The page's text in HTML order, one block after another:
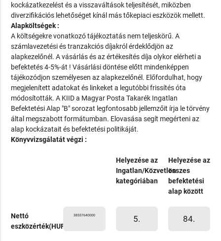
kockázatkezelést és a visszaváltások teljesítését, miközben
diverzifikációs lehetőséget kínál más tőkepiaci eszközök mellett.
Alapköltségek :
A költségekre vonatkozó tájékoztatás nem teljeskörű. A
számlavezetési és tranzakciós díjakról érdeklődjön az
alapkezelőnél. A vásárlás és az értékesítés díja olykor elérheti a
befektetés 4-5%-át ! Vásárlási döntése előtt mindenképpen
tájékozódjon személyesen az alapkezelőnél. Előfordulhat, hogy
megjelenített adatokat és linkeket a legutóbbi frissítés óta
módosították. A KIID a Magyar Posta Takarék Ingatlan
Befektetési Alap "B" sorozat legfontosabb jellemzőit írja le törvény
által megszabott formátumban. Elovasása segít megérteni az
alap kockázatait és befektetési politikáját.
Könyvvizsgálatát végzi :
Helyezése az
Ingatlan/Közvetlen
kategóriában
Helyezése az
összes
befektetési
alap között
Nettó
eszközérték(HUF)
38557640000 5. 84.